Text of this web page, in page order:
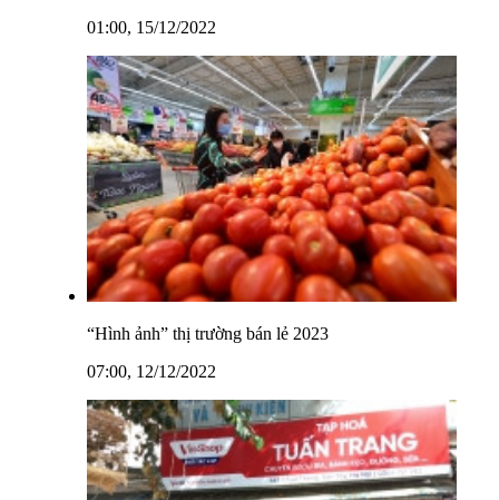
01:00, 15/12/2022
“Hình ảnh” thị trường bán lẻ 2023
07:00, 12/12/2022